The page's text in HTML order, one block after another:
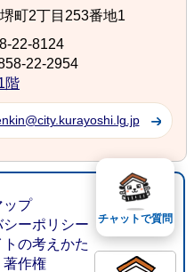
町2丁目253番地1
22-8124
22-2954
階
ップ
シーポリシー
トの考えかた
著作権
チャットで質問